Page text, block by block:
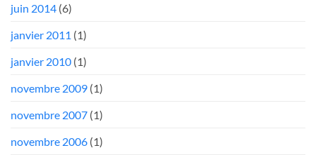
juin 2014 (6)
janvier 2011 (1)
janvier 2010 (1)
novembre 2009 (1)
novembre 2007 (1)
novembre 2006 (1)